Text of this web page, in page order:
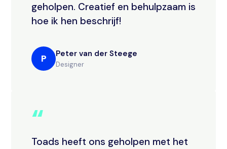
geholpen. Creatief en behulpzaam is
hoe ik hen beschrijf!
P Peter van der Steege
Designer
“
Toads heeft ons geholpen met het